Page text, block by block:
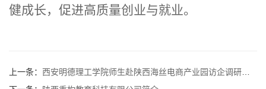
健成长，促进高质量创业与就业。
上一条： 西安明德理工学院师生赴陕西海丝电商产业园访企调研，携手共建实践基地